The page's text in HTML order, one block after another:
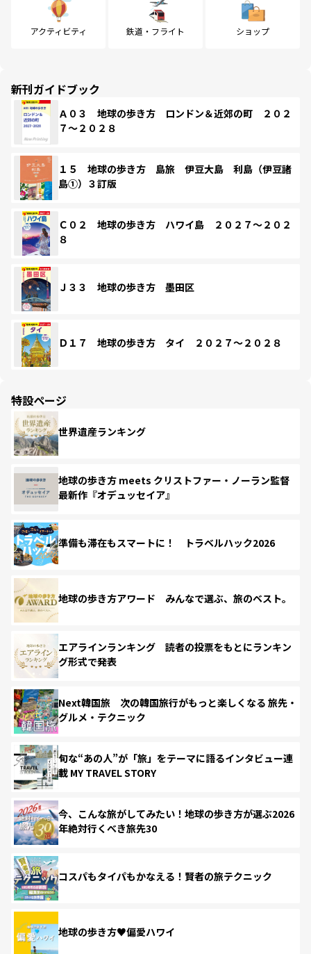
アクティビティ 鉄道・フライト ショップ
新刊ガイドブック
Ａ０３ 地球の歩き方 ロンドン＆近郊の町 ２０２
７～２０２８
１５ 地球の歩き方 島旅 伊豆大島 利島（伊豆諸
島①）３訂版
Ｃ０２ 地球の歩き方 ハワイ島 ２０２７～２０２
８
Ｊ３３ 地球の歩き方 墨田区
Ｄ１７ 地球の歩き方 タイ ２０２７～２０２８
特設ページ
世界遺産ランキング
地球の歩き方 meets クリストファー・ノーラン監督
最新作『オデュッセイア』
準備も滞在もスマートに！ トラベルハック2026
地球の歩き方アワード みんなで選ぶ、旅のベスト。
エアラインランキング 読者の投票をもとにランキン
グ形式で発表
Next韓国旅 次の韓国旅行がもっと楽しくなる 旅先・
グルメ・テクニック
旬な“あの人”が「旅」をテーマに語るインタビュー連
載 MY TRAVEL STORY
今、こんな旅がしてみたい！地球の歩き方が選ぶ2026
年絶対行くべき旅先30
コスパもタイパもかなえる！賢者の旅テクニック
地球の歩き方♥偏愛ハワイ